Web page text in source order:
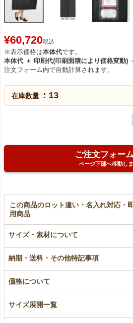
¥60,720税込
※表示価格は本体代です。
本体代 ＋ 印刷代(印刷面積により価格変動)
注文フォーム内で自動計算されます。
在庫数量 13
ご注文フォー
ページ下部へ移動し
この商品のロット違い・名入れ対応・
用商品
専用】テーラーバッ
入
リピーター専用名入れ
¥60,720税込
名入れ
60,720
サイズ・素材について
納期・送料・その他特記事項
価格について
サイズ展開一覧